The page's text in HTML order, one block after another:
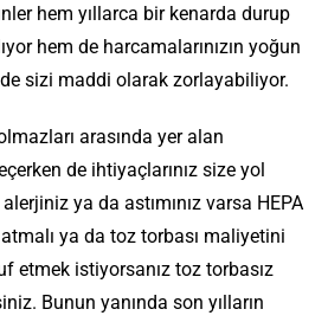
hem yıllarca bir kenarda durup
hem de harcamalarınızın yoğun
sizi maddi olarak zorlayabiliyor.
arasında yer alan
de ihtiyaçlarınız size yol
ya da astımınız varsa HEPA
ya da toz torbası maliyetini
etmek istiyorsanız toz torbasız
Bunun yanında son yılların